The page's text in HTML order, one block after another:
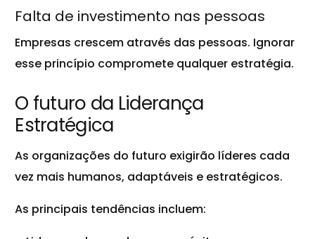
Falta de investimento nas pessoas
Empresas crescem através das pessoas. Ignorar
esse princípio compromete qualquer estratégia.
O futuro da Liderança
Estratégica
As organizações do futuro exigirão líderes cada
vez mais humanos, adaptáveis e estratégicos.
As principais tendências incluem: